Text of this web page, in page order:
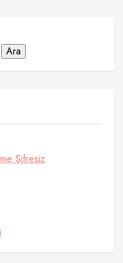
Ara
Şifresiz